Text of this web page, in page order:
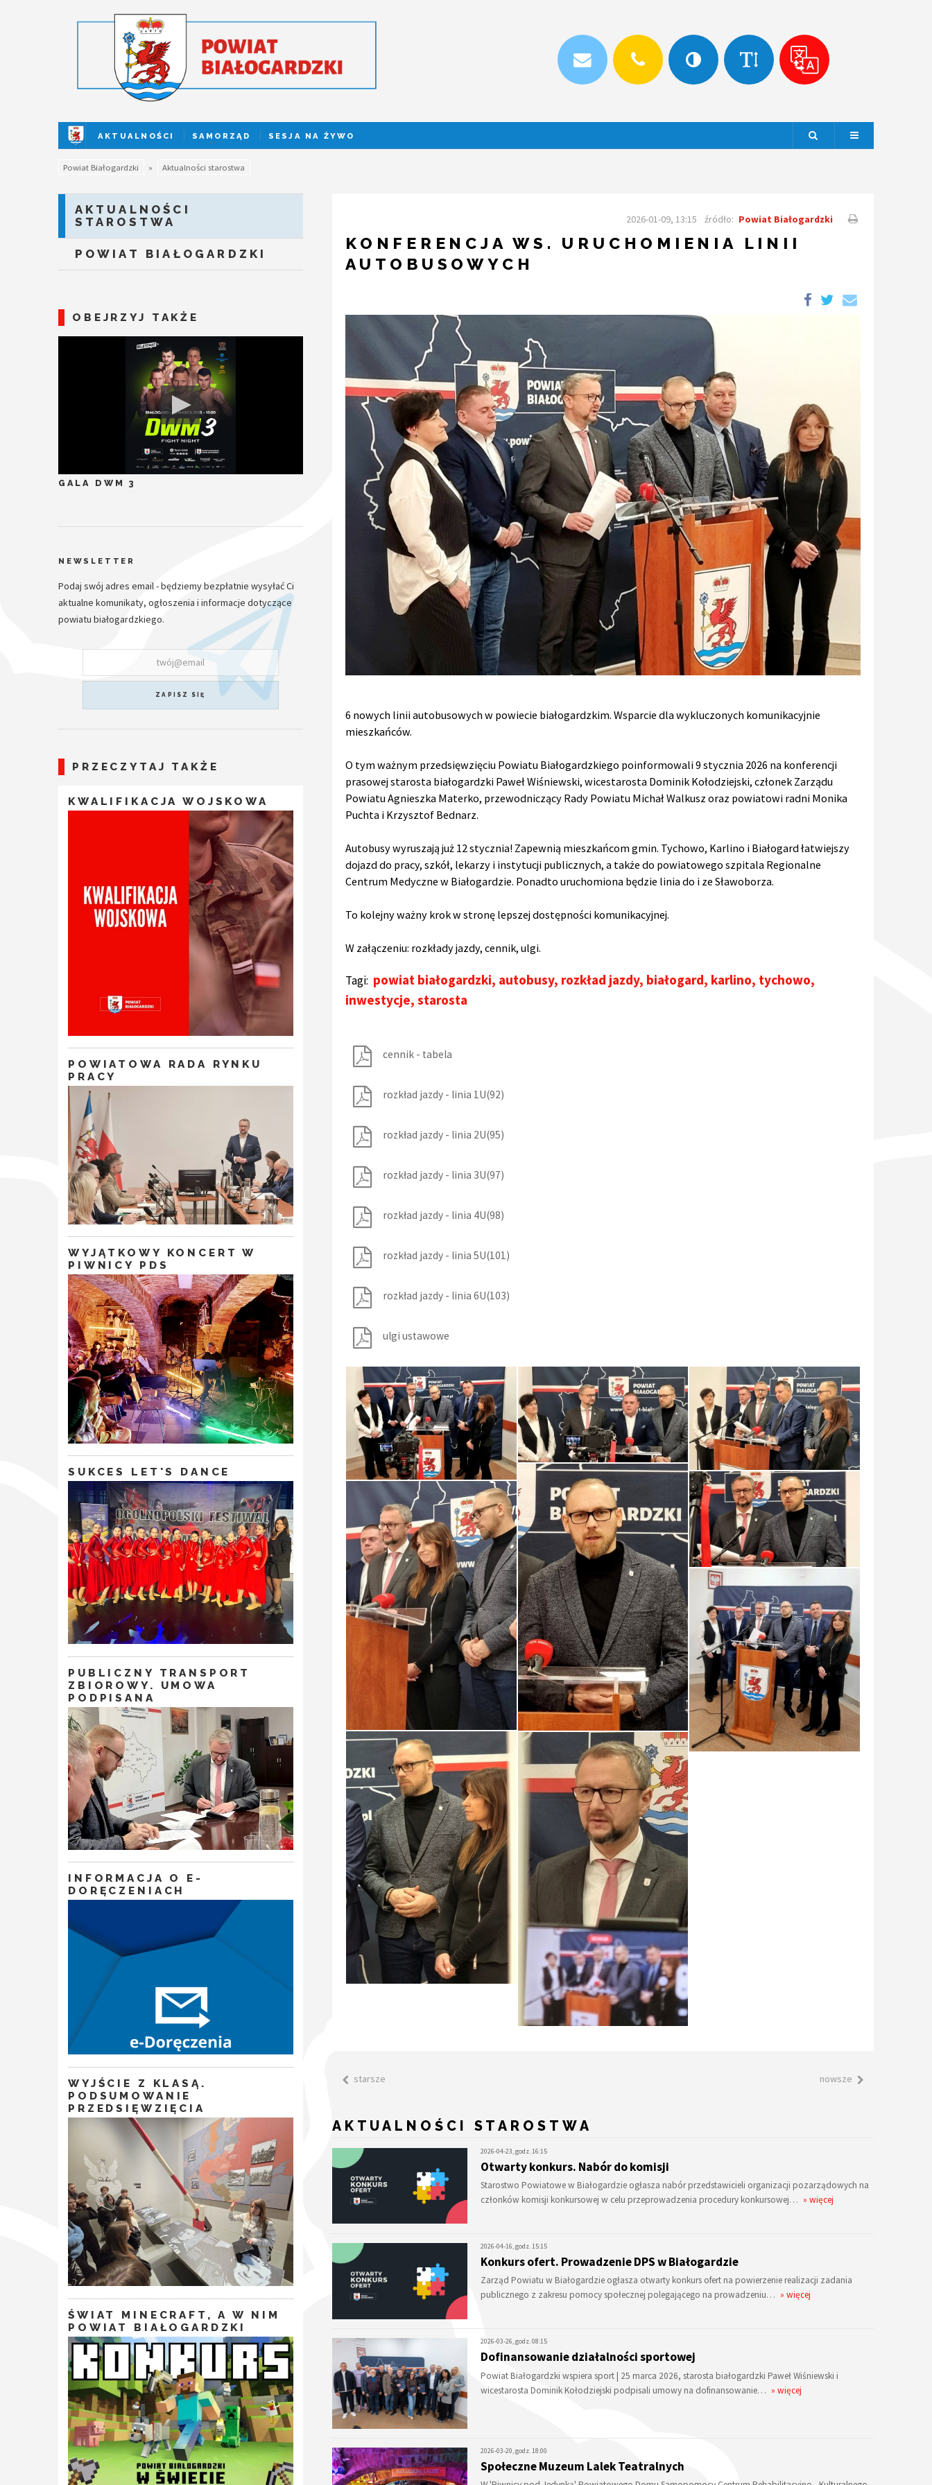
AKTUALNOŚCI SAMORZĄD SESJA NA ŻYWO Szukaj
Powiat Białogardzki » Aktualności starostwa
2026-01-09, 13:15 źródło: Powiat Białogardzki
KONFERENCJA WS. URUCHOMIENIA LINII
AUTOBUSOWYCH
6 nowych linii autobusowych w powiecie białogardzkim. Wsparcie dla wykluczonych komunikacyjnie
mieszkańców.
O tym ważnym przedsięwzięciu Powiatu Białogardzkiego poinformowali 9 stycznia 2026 na konferencji
prasowej starosta białogardzki Paweł Wiśniewski, wicestarosta Dominik Kołodziejski, członek Zarządu
Powiatu Agnieszka Materko, przewodniczący Rady Powiatu Michał Walkusz oraz powiatowi radni Monika
Puchta i Krzysztof Bednarz.
Autobusy wyruszają już 12 stycznia! Zapewnią mieszkańcom gmin. Tychowo, Karlino i Białogard łatwiejszy
dojazd do pracy, szkół, lekarzy i instytucji publicznych, a także do powiatowego szpitala Regionalne
Centrum Medyczne w Białogardzie. Ponadto uruchomiona będzie linia do i ze Sławoborza.
To kolejny ważny krok w stronę lepszej dostępności komunikacyjnej.
W załączeniu: rozkłady jazdy, cennik, ulgi.
Tagi: powiat białogardzki, autobusy, rozkład jazdy, białogard, karlino, tychowo,
inwestycje,starosta
cennik - tabela
rozkład jazdy - linia 1U(92)
rozkład jazdy - linia 2U(95)
rozkład jazdy - linia 3U(97)
rozkład jazdy - linia 4U(98)
rozkład jazdy - linia 5U(101)
rozkład jazdy - linia 6U(103)
ulgi ustawowe
starsze nowsze
AKTUALNOŚCI STAROSTWA
2026-04-23, godz. 16:15
Otwarty konkurs. Nabór do komisji
Starostwo Powiatowe w Białogardzie ogłasza nabór przedstawicieli organizacji pozarządowych na
członków komisji konkursowej w celu przeprowadzenia procedury konkursowej… » więcej
2026-04-16, godz. 15:15
Konkurs ofert. Prowadzenie DPS w Białogardzie
Zarząd Powiatu w Białogardzie ogłasza otwarty konkurs ofert na powierzenie realizacji zadania
publicznego z zakresu pomocy społecznej polegającego na prowadzeniu… » więcej
2026-03-26, godz. 08:15
Dofinansowanie działalności sportowej
Powiat Białogardzki wspiera sport | 25 marca 2026, starosta białogardzki Paweł Wiśniewski i
wicestarosta Dominik Kołodziejski podpisali umowy na dofinansowanie… » więcej
2026-03-20, godz. 18:00
Społeczne Muzeum Lalek Teatralnych
AKTUALNOŚCI
STAROSTWA
POWIAT BIAŁOGARDZKI
OBEJRZYJ TAKŻE
GALA DWM 3
NEWSLETTER
Podaj swój adres email - będziemy bezpłatnie wysyłać Ci
aktualne komunikaty, ogłoszenia i informacje dotyczące
powiatu białogardzkiego.
ZAPISZ SIĘ
PRZECZYTAJ TAKŻE
KWALIFIKACJA WOJSKOWA
POWIATOWA RADA RYNKU
PRACY
WYJĄTKOWY KONCERT W
PIWNICY PDS
SUKCES LET'S DANCE
PUBLICZNY TRANSPORT
ZBIOROWY. UMOWA
PODPISANA
INFORMACJA O E-
DORĘCZENIACH
WYJŚCIE Z KLASĄ.
PODSUMOWANIE
PRZEDSIĘWZIĘCIA
ŚWIAT MINECRAFT, A W NIM
POWIAT BIAŁOGARDZKI